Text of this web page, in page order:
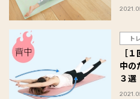
ト
［
中の
３選